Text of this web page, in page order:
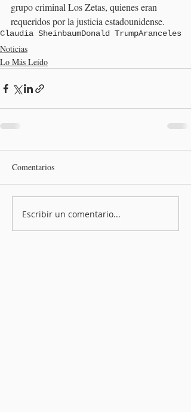
grupo criminal Los Zetas, quienes eran
requeridos por la justicia estadounidense.
Claudia SheinbaumDonald TrumpAranceles
Noticias
Lo Más Leído
Comentarios
Escribir un comentario...